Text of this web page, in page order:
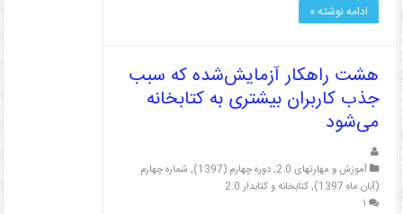
ادامه نوشته »
هشت راهکار آزمایش‌شده که سبب
جذب کاربران بیشتری به کتابخانه
می‌شود
آموزش و مهارتهای 2.0 ,دوره چهارم (1397) , شماره چهارم
(آبان ماه 1397)
,کتابخانه و کتابدار 2.0
۱